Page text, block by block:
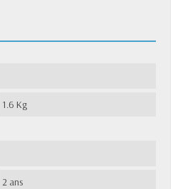
1.6 Kg
2 ans